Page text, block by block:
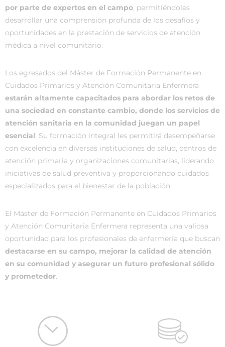
por parte de expertos en el campo, permitiéndoles
desarrollar una comprensión profunda de los desafíos y
oportunidades en la prestación de servicios de atención
médica a nivel comunitario.
Los egresados del Máster de Formación Permanente en
Cuidados Primarios y Atención Comunitaria Enfermera
estarán altamente capacitados para abordar los retos de
una sociedad en constante cambio, donde los servicios de
atención sanitaria en la comunidad juegan un papel
esencial. Su formación integral les permitirá desempeñarse
con excelencia en diversas instituciones de salud, centros de
atención primaria y organizaciones comunitarias, liderando
iniciativas de salud preventiva y proporcionando cuidados
especializados para el bienestar de la población.
El Máster de Formación Permanente en Cuidados Primarios
y Atención Comunitaria Enfermera representa una valiosa
oportunidad para los profesionales de enfermería que buscan
destacarse en su campo, mejorar la calidad de atención
en su comunidad y asegurar un futuro profesional sólido
y prometedor.